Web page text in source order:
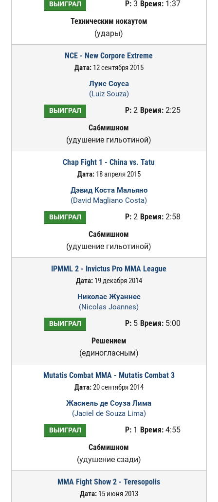
ВЫИГРАЛ Р:3 Время:1:37
Техническим нокаутом
(удары)
NCE - New Corpore Extreme
Дата:12 сентября 2015
Луис Соуса
(Luiz Souza)
ВЫИГРАЛ Р:2 Время:2:25
Сабмишном
(удушение гильотиной)
Chap Fight 1 - China vs. Tatu
Дата:18 апреля 2015
Дэвид Коста Мальяно
(David Magliano Costa)
ВЫИГРАЛ Р:2 Время:2:58
Сабмишном
(удушение гильотиной)
IPMML 2 - Invictus Pro MMA League
Дата:19 декабря 2014
Николас Жуаннес
(Nicolas Joannes)
ВЫИГРАЛ Р:5 Время:5:00
Решением
(единогласным)
Mutatis Combat MMA - Mutatis Combat 3
Дата:20 сентября 2014
Жасиель де Соуза Лима
(Jaciel de Souza Lima)
ВЫИГРАЛ Р:1 Время:4:55
Сабмишном
(удушение сзади)
MMA Fight Show 2 - Teresopolis
Дата:15 июня 2013